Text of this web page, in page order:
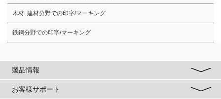
木材･建材分野での印字/マーキング
鉄鋼分野での印字/マーキング
製品情報
お客様サポート